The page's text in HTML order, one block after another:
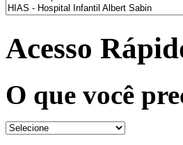
Acesso
O que você